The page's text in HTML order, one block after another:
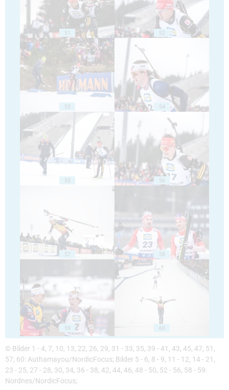
51 52
53 54
55 56
57 58
59 60
© Bilder 1 - 4, 7, 10, 13, 22, 26, 29, 31 - 33, 35, 39 - 41, 43, 45, 47, 51,
57, 60: Authamayou/NordicFocus; Bilder 5 - 6, 8 - 9, 11 - 12, 14 - 21,
23 - 25, 27 - 28, 30, 34, 36 - 38, 42, 44, 46, 48 - 50, 52 - 56, 58 - 59:
Nordnes/NordicFocus;